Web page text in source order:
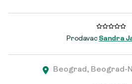
Prodavac Sandra
Beograd, Beograd-